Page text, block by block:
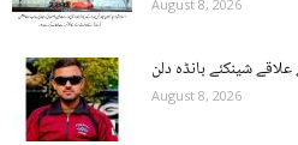
August 8, 2026
August 8, 2026